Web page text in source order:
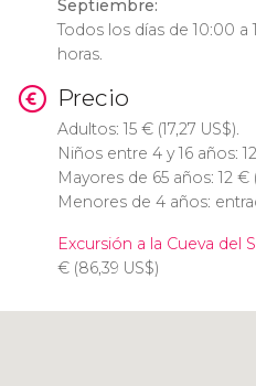
Septiembre:
Todos los días de 10:00 a
horas.
Precio
Adultos: 15 €(17,27 US$).
Niños entre 4 y 16 años:
Mayores de 65 años: 12 €
Menores de 4 años:
Excursión a la Cueva
€(86,39 US$)